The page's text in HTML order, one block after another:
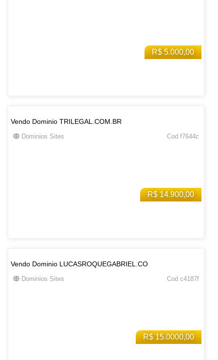
R$ 5.000,00
R$ 14.900,00
Vendo Dominio TRILEGAL.COM.BR
Dominios Sites Cod f7644c
R$ 15.0000,00
Vendo Dominio LUCASROQUEGABRIEL.CO
Dominios Sites Cod c4187f